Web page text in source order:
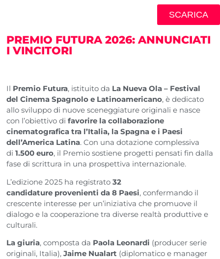
SCARICA
PREMIO FUTURA 2026: ANNUNCIATI
I VINCITORI
Il Premio Futura, istituito da La Nueva Ola – Festival
del Cinema Spagnolo e Latinoamericano, è dedicato
allo sviluppo di nuove sceneggiature originali e nasce
con l’obiettivo difavorire la collaborazione
cinematografica tra l’Italia, la Spagna e i Paesi
dell’America Latina. Con una dotazione complessiva
di1.500 euro, il Premio sostiene progetti pensati fin dalla
fase di scrittura in una prospettiva internazionale.
L’edizione 2025 ha registrato32
candidature provenienti da 8 Paesi, confermando il
crescente interesse per un’iniziativa che promuove il
dialogo e la cooperazione tra diverse realtà produttive e
culturali.
La giuria, composta da Paola Leonardi (producer serie
originali, Italia),Jaime Nualart (diplomatico e manager